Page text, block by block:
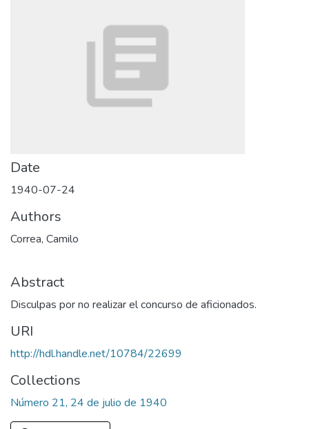
Date
1940-07-24
Authors
Correa, Camilo
Abstract
Disculpas por no realizar el concurso de aficionados.
URI
http://hdl.handle.net/10784/22699
Collections
Número 21, 24 de julio de 1940